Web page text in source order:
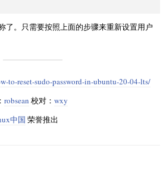
了。只需要按照上面的步骤来重新设置用户
to-reset-sudo-password-in-ubuntu-20-04-lts/
robsean 校对： wxy
中国 荣誉推出